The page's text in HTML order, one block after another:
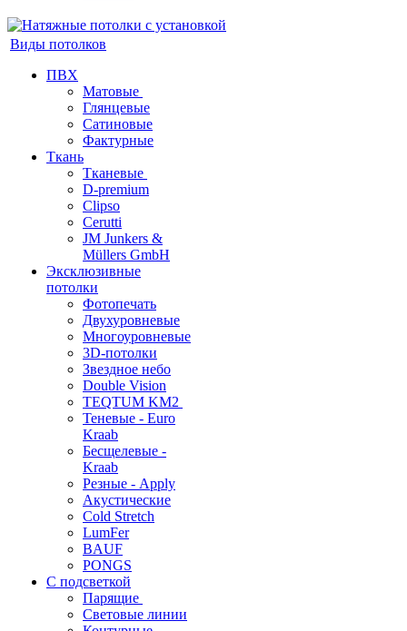
Виды потолков
ПВХ
Матовые
Глянцевые
Сатиновые
Фактурные
Ткань
Тканевые
D-premium
Clipso
Cerutti
JM Junkers &
Müllers GmbH
Эксклюзивные
потолки
Фотопечать
Двухуровневые
Многоуровневые
3D-потолки
Звездное небо
Double Vision
TEQTUM KM2
Теневые - Euro
Kraab
Бесщелевые -
Kraab
Резные - Apply
Акустические
Cold Stretch
LumFer
BAUF
PONGS
С подсветкой
Парящие
Световые линии